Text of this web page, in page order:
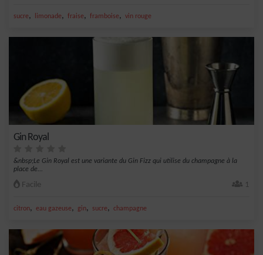
sucre, limonade, fraise, framboise, vin rouge
Gin Royal
&nbsp;Le Gin Royal est une variante du Gin Fizz qui utilise du champagne à la
place de...
Facile 1
citron, eau gazeuse, gin, sucre, champagne